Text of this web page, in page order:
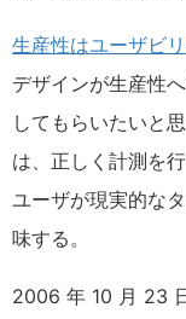
生産性はユーザビ
デザインが生産性
してもらいたいと
は、正しく計測を
ユーザが現実的な
味する。
2006 年 10 月 23